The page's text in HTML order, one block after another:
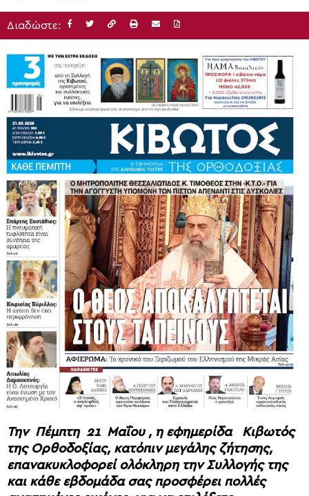
Διαδώστε:
Την Πέμπτη 21 Μαΐου , η εφημερίδα Κιβωτός
της Ορθοδοξίας, κατόπιν μεγάλης ζήτησης,
επανακυκλοφορεί ολόκληρη την Συλλογής της
και κάθε εβδομάδα σας προσφέρει πολλές